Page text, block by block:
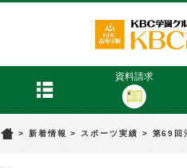
資料請求
> 新着情報 > スポーツ実績 > 第69回